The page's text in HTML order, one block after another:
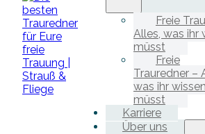
Freie
Alles, was ihr
müsst
Freie
Trauredner –
was ihr wissen
müsst
Karriere
Über uns